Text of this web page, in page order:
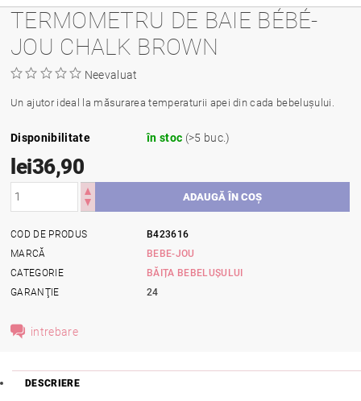
TERMOMETRU DE BAIE BÉBÉ-
JOU CHALK BROWN
Neevaluat
Un ajutor ideal la măsurarea temperaturii apei din cada bebelușului.
Disponibilitate în stoc (>5 buc.)
lei36,90
COD DE PRODUS
B423616
MARCĂ
BEBE-JOU
CATEGORIE
BĂIȚA BEBELUȘULUI
GARANŢIE
24
intrebare
DESCRIERE